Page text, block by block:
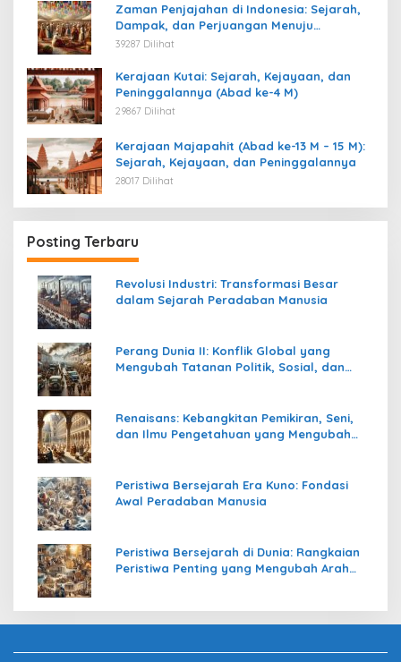
Zaman Penjajahan di Indonesia: Sejarah,
Dampak, dan Perjuangan Menuju
Kemerdekaan
39287 Dilihat
Kerajaan Kutai: Sejarah, Kejayaan, dan
Peninggalannya (Abad ke-4 M)
29867 Dilihat
Kerajaan Majapahit (Abad ke-13 M – 15 M):
Sejarah, Kejayaan, dan Peninggalannya
28017 Dilihat
Posting Terbaru
Revolusi Industri: Transformasi Besar
dalam Sejarah Peradaban Manusia
Perang Dunia II: Konflik Global yang
Mengubah Tatanan Politik, Sosial, dan
Renaisans: Kebangkitan Pemikiran, Seni,
dan Ilmu Pengetahuan yang Mengubah
Peristiwa Bersejarah Era Kuno: Fondasi
Awal Peradaban Manusia
Peristiwa Bersejarah di Dunia: Rangkaian
Peristiwa Penting yang Mengubah Arah